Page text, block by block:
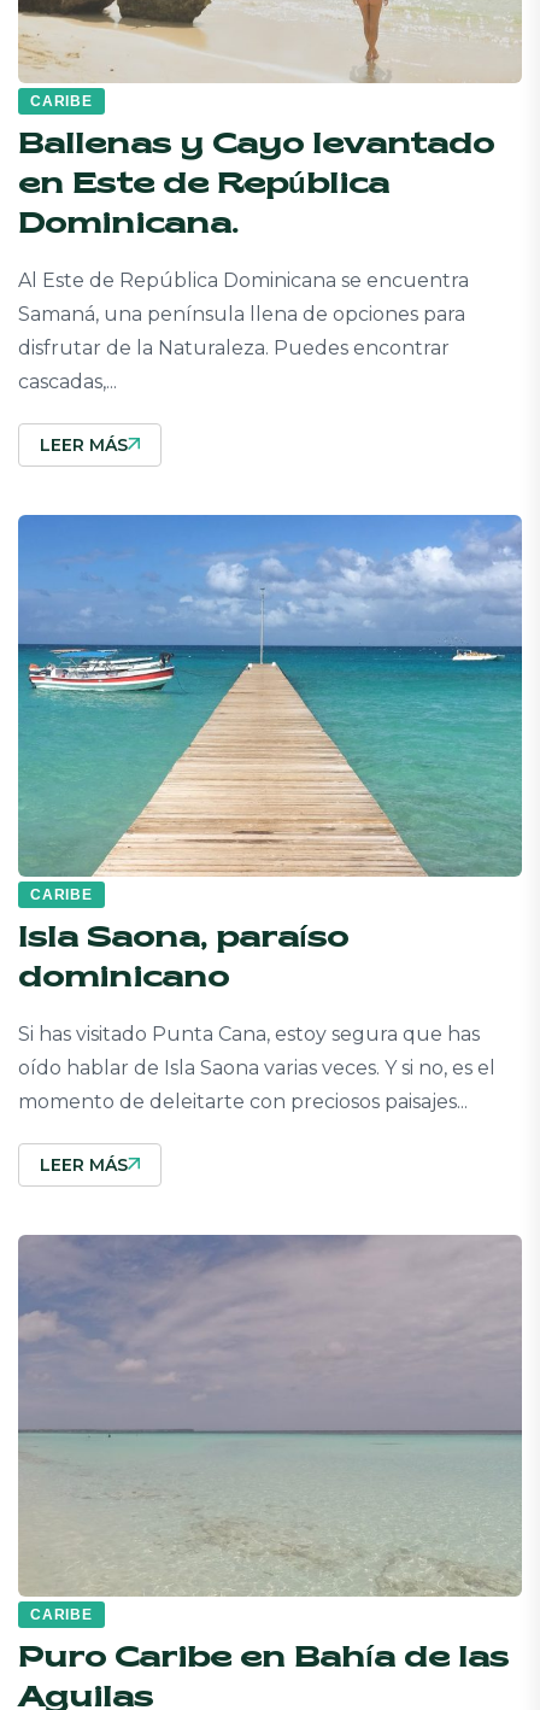
CARIBE
Ballenas y Cayo levantado
en Este de República
Dominicana.
Al Este de República Dominicana se encuentra
Samaná, una península llena de opciones para
disfrutar de la Naturaleza. Puedes encontrar
cascadas,...
LEER MÁS
CARIBE
Isla Saona, paraíso
dominicano
Si has visitado Punta Cana, estoy segura que has
oído hablar de Isla Saona varias veces. Y si no, es el
momento de deleitarte con preciosos paisajes...
LEER MÁS
CARIBE
Puro Caribe en Bahía de las
Aguilas